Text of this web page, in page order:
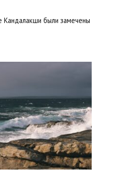
Кандалакши были замечены